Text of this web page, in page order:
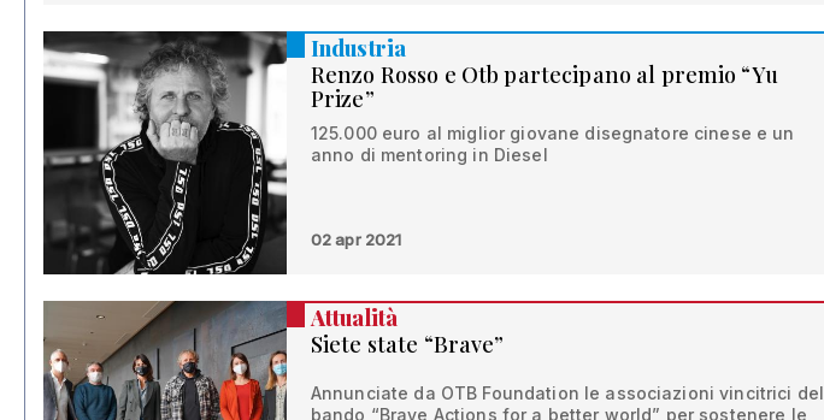
Industria
Renzo Rosso e Otb partecipano al premio “Yu
Prize”
125.000 euro al miglior giovane disegnatore cinese e un
anno di mentoring in Diesel
02 apr 2021
Attualità
Siete state “Brave”
Annunciate da OTB Foundation le associazioni vincitrici del
bando “Brave Actions for a better world” per sostenere le